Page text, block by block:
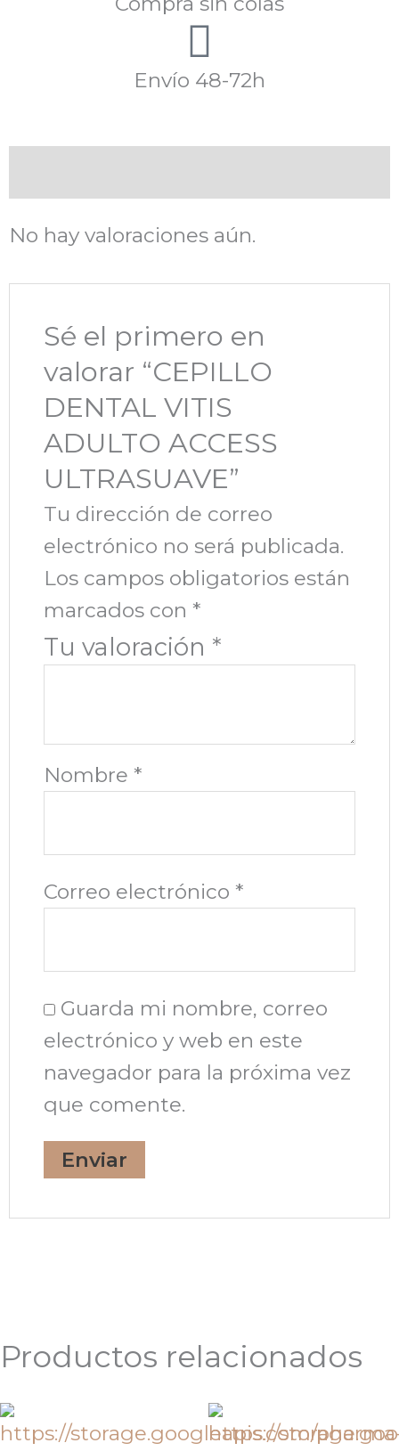
Envío 48-72h
No hay valoraciones aún.
Sé el primero en
valorar “CEPILLO
DENTAL VITIS
ADULTO ACCESS
ULTRASUAVE”
Tu dirección de correo
electrónico no será publicada.
Los campos obligatorios están
marcados con *
Tu valoración *
Nombre *
Correo electrónico *
Guarda mi nombre, correo
electrónico y web en este
navegador para la próxima vez
que comente.
Productos relacionados